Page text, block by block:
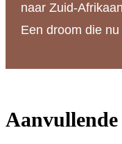
naar Zuid-
Een droom die